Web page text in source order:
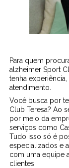
Para quem
alzheimer Sport
tenha
atendimento.
Você busca por
Club Teresa? Ao
por meio da
serviços como
Tudo isso só é
especializados e
com uma equipe
clientes.